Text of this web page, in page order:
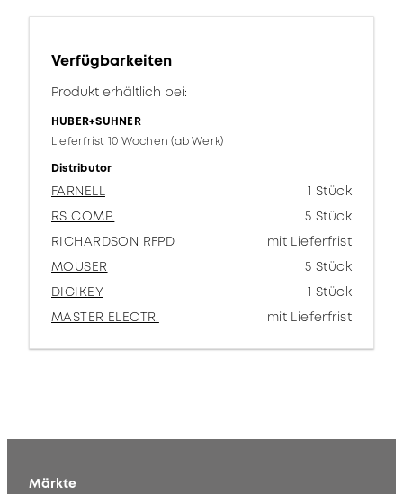
Verfügbarkeiten
Produkt erhältlich bei:
HUBER+SUHNER
Lieferfrist 10 Wochen (ab Werk)
Distributor
FARNELL
1 Stück
RS COMP.
5 Stück
RICHARDSON RFPD
mit Lieferfrist
MOUSER
5 Stück
DIGIKEY
1 Stück
MASTER ELECTR.
mit Lieferfrist
Märkte